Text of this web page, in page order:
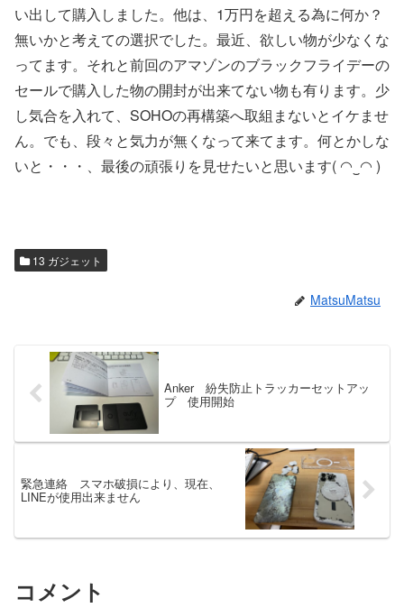
い出して購入しました。他は、1万円を超える為に何か？
無いかと考えての選択でした。最近、欲しい物が少なくな
ってます。それと前回のアマゾンのブラックフライデーの
セールで購入した物の開封が出来てない物も有ります。少
し気合を入れて、SOHOの再構築へ取組まないとイケませ
ん。でも、段々と気力が無くなって来てます。何とかしな
いと・・・、最後の頑張りを見せたいと思います( ◠‿◠ )
13 ガジェット
MatsuMatsu
Anker 紛失防止トラッカーセットアッ
プ 使用開始
緊急連絡 スマホ破損により、現在、
LINEが使用出来ません
コメント